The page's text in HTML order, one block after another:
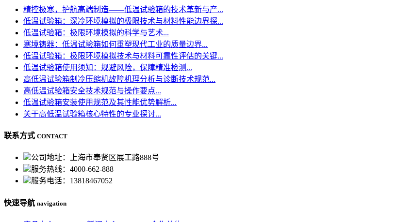
精控极寒，护航高端制造——低温试验箱的技术革新与产...
低温试验箱：深冷环境模拟的极限技术与材料性能边界探...
低温试验箱：极限环境模拟的科学与艺术...
寒境铸器：低温试验箱如何重塑现代工业的质量边界...
低温试验箱：极限环境模拟技术与材料可靠性评估的关键...
低温试验箱使用须知：规避风险，保障精准检测...
高低温试验箱制冷压缩机故障机理分析与诊断技术规范...
高低温试验箱安全技术规范与操作要点...
低温试验箱安装使用规范及其性能优势解析...
关于高低温试验箱核心特性的专业探讨...
联系方式 CONTACT
公司地址：上海市奉贤区展工路888号
服务热线：4000-662-888
服务电话：13818467052
快速导航 navigation